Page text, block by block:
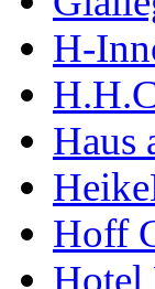
H-
Haus
Hoff
Hotel